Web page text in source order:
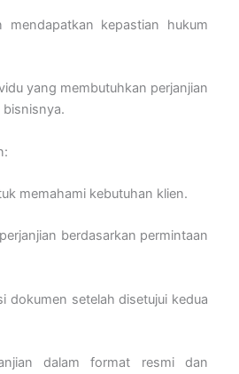
mendapatkan kepastian hukum
yang membutuhkan perjanjian
bisnisnya.
memahami kebutuhan klien.
berdasarkan permintaan
dokumen setelah disetujui kedua
dalam format resmi dan